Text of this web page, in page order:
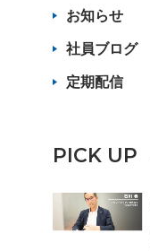
お知らせ
社員ブログ
定期配信
PICK UP